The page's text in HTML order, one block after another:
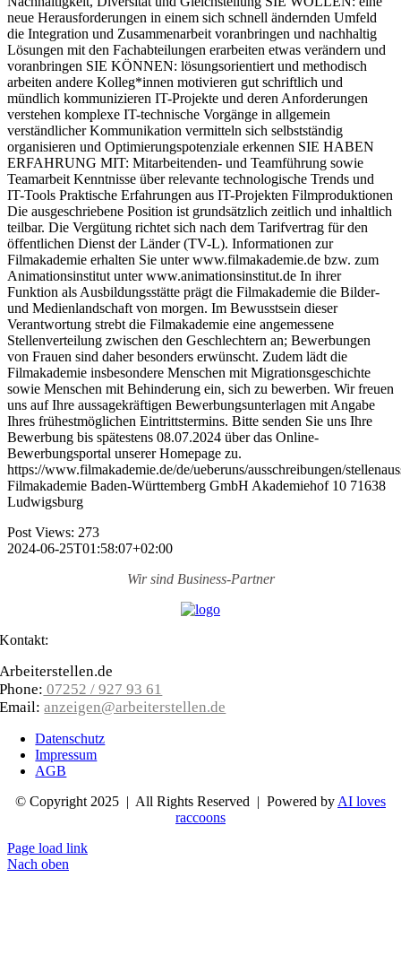
neue Herausforderungen in einem sich schnell ändernden Umfeld
die Integration und Zusammenarbeit voranbringen und nachhaltig
Lösungen mit den Fachabteilungen erarbeiten etwas verändern und
voranbringen SIE KÖNNEN: lösungsorientiert und methodisch
arbeiten andere Kolleg*innen motivieren gut schriftlich und
mündlich kommunizieren IT-Projekte und deren Anforderungen
verstehen komplexe IT-technische Vorgänge in allgemein
verständlicher Kommunikation vermitteln sich selbstständig
organisieren und Optimierungspotenziale erkennen SIE HABEN
ERFAHRUNG MIT: Mitarbeitenden- und Teamführung sowie
Teamarbeit Kenntnisse über relevante technologische Trends und
IT-Tools Praktische Erfahrungen aus IT-Projekten Filmproduktionen
Die ausgeschriebene Position ist grundsätzlich zeitlich und inhaltlich
teilbar. Die Vergütung richtet sich nach dem Tarifvertrag für den
öffentlichen Dienst der Länder (TV-L). Informationen zur
Filmakademie erhalten Sie unter www.filmakademie.de bzw. zum
Animationsinstitut unter www.animationsinstitut.de In ihrer
Funktion als Ausbildungsstätte prägt die Filmakademie die Bilder-
und Medienlandschaft von morgen. Im Bewusstsein dieser
Verantwortung strebt die Filmakademie eine angemessene
Stellenverteilung zwischen den Geschlechtern an; Bewerbungen
von Frauen sind daher besonders erwünscht. Zudem lädt die
Filmakademie insbesondere Menschen mit Migrationsgeschichte
sowie Menschen mit Behinderung ein, sich zu bewerben. Wir freuen
uns auf Ihre aussagekräftigen Bewerbungsunterlagen mit Angabe
Ihres frühestmöglichen Eintrittstermins. Bitte senden Sie uns Ihre
Bewerbung bis spätestens 08.07.2024 über das Online-
Bewerbungsportal unserer Homepage zu.
https://www.filmakademie.de/de/ueberuns/ausschreibungen/
Filmakademie Baden-Württemberg GmbH Akademiehof 10 71638
Ludwigsburg
Post Views: 273
2024-06-25T01:58:07+02:00
Wir sind Business-Partner
Kontakt:
Arbeiterstellen.de
Phone: 07252 / 927 93 61
Email:anzeigen@arbeiterstellen.de
Datenschutz
Impressum
AGB
© Copyright 2025 | All Rights Reserved | Powered by AI loves
raccoons
Page load link
Nach oben